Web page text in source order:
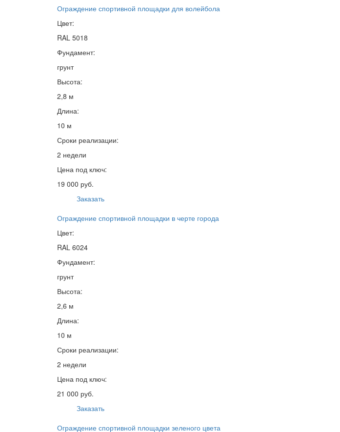
Ограждение спортивной площадки для волейбола
Цвет:
RAL 5018
Фундамент:
грунт
Высота:
2,8 м
Длина:
10 м
Сроки реализации:
2 недели
Цена под ключ:
19 000 руб.
Заказать
Ограждение спортивной площадки в черте города
Цвет:
RAL 6024
Фундамент:
грунт
Высота:
2,6 м
Длина:
10 м
Сроки реализации:
2 недели
Цена под ключ:
21 000 руб.
Заказать
Ограждение спортивной площадки зеленого цвета